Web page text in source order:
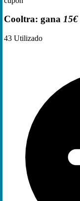
Cooltra: gana 15€
43 Utilizado